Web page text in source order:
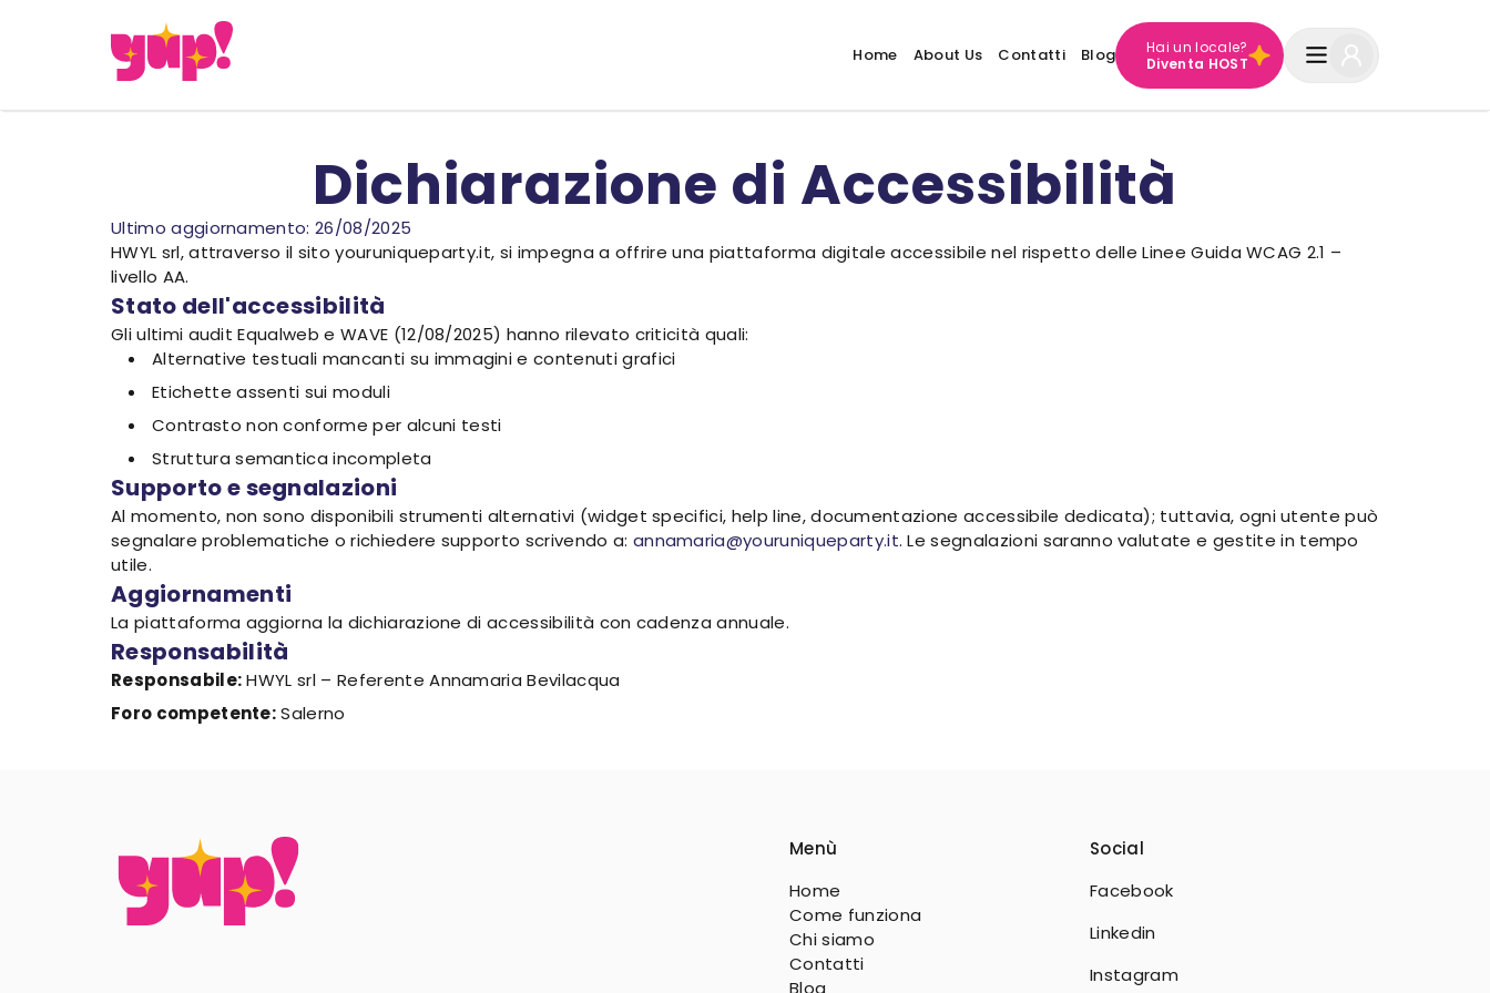
Home About Us Contatti Blog
Hai un locale?
Diventa HOST
Dichiarazione di Accessibilità
Ultimo aggiornamento: 26/08/2025
HWYL srl, attraverso il sito youruniqueparty.it, si impegna a offrire una piattaforma digitale accessibile nel rispetto delle Linee Guida WCAG 2.1 –
livello AA.
Stato dell'accessibilità
Gli ultimi audit Equalweb e WAVE (12/08/2025) hanno rilevato criticità quali:
Alternative testuali mancanti su immagini e contenuti grafici
Etichette assenti sui moduli
Contrasto non conforme per alcuni testi
Struttura semantica incompleta
Supporto e segnalazioni
Al momento, non sono disponibili strumenti alternativi (widget specifici, help line, documentazione accessibile dedicata); tuttavia, ogni utente può
segnalare problematiche o richiedere supporto scrivendo a: annamaria@youruniqueparty.it. Le segnalazioni saranno valutate e gestite in tempo
utile.
Aggiornamenti
La piattaforma aggiorna la dichiarazione di accessibilità con cadenza annuale.
Responsabilità
Responsabile:HWYL srl – Referente Annamaria Bevilacqua
Foro competente:Salerno
Menù
Home
Come funziona
Chi siamo
Contatti
Blog
Social
Facebook
Linkedin
Instagram